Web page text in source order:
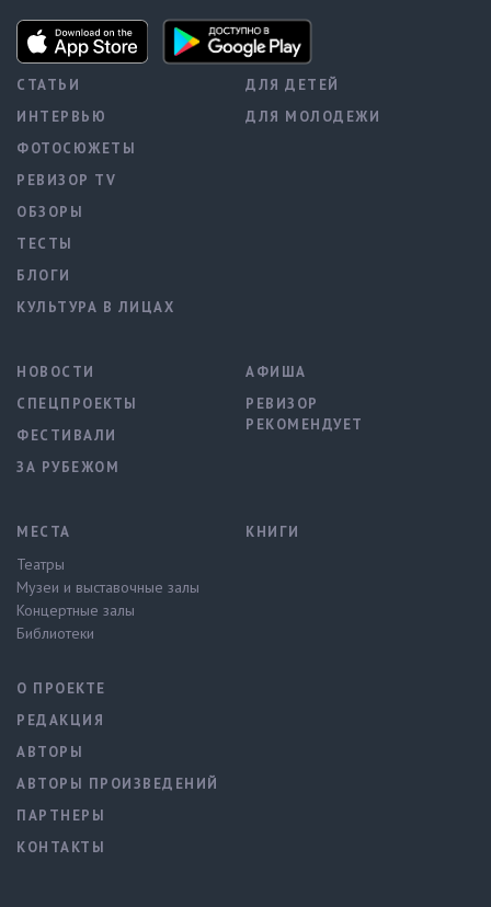
СТАТЬИ
ИНТЕРВЬЮ
ФОТОСЮЖЕТЫ
РЕВИЗОР TV
ОБЗОРЫ
ТЕСТЫ
БЛОГИ
КУЛЬТУРА В ЛИЦАХ
ДЛЯ ДЕТЕЙ
ДЛЯ МОЛОДЕЖИ
НОВОСТИ
СПЕЦПРОЕКТЫ
ФЕСТИВАЛИ
ЗА РУБЕЖОМ
АФИША
РЕВИЗОР
РЕКОМЕНДУЕТ
МЕСТА
Театры
Музеи и выставочные залы
Концертные залы
Библиотеки
КНИГИ
О ПРОЕКТЕ
РЕДАКЦИЯ
АВТОРЫ
АВТОРЫ ПРОИЗВЕДЕНИЙ
ПАРТНЕРЫ
КОНТАКТЫ